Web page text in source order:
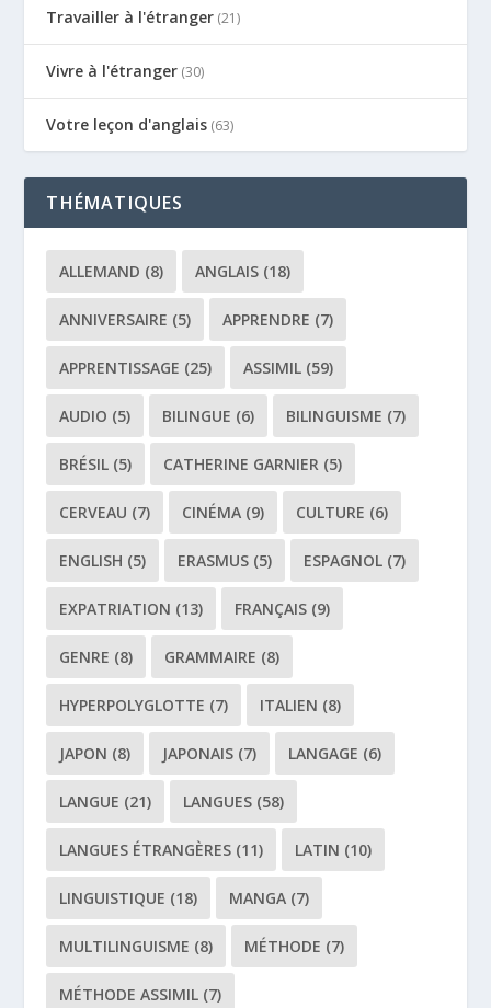
Travailler à l'étranger (21)
Vivre à l'étranger (30)
Votre leçon d'anglais (63)
THÉMATIQUES
ALLEMAND (8) ANGLAIS (18)
ANNIVERSAIRE (5) APPRENDRE (7)
APPRENTISSAGE (25) ASSIMIL (59)
AUDIO (5) BILINGUE (6) BILINGUISME (7)
BRÉSIL (5) CATHERINE GARNIER (5)
CERVEAU (7) CINÉMA (9) CULTURE (6)
ENGLISH (5) ERASMUS (5) ESPAGNOL (7)
EXPATRIATION (13) FRANÇAIS (9)
GENRE (8) GRAMMAIRE (8)
HYPERPOLYGLOTTE (7) ITALIEN (8)
JAPON (8) JAPONAIS (7) LANGAGE (6)
LANGUE (21) LANGUES (58)
LANGUES ÉTRANGÈRES (11) LATIN (10)
LINGUISTIQUE (18) MANGA (7)
MULTILINGUISME (8) MÉTHODE (7)
MÉTHODE ASSIMIL (7)